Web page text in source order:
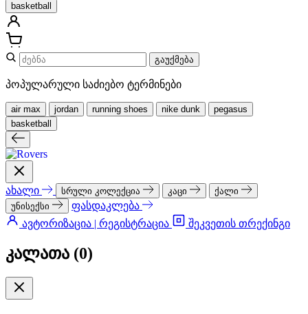
basketball
გაუქმება
პოპულარული საძიებო ტერმინები
air max jordan running shoes nike dunk
pegasus
basketball
ახალი სრული კოლექცია კაცი
ქალი
უნისექსი
ფასდაკლება
ავტორიზაცია | რეგისტრაცია
შეკვეთის თრექინგი
კალათა (0)